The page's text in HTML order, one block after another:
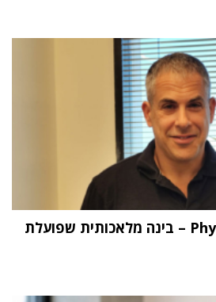
"העתיד הוא Physical AI – בינה מלאכותית שפועלת